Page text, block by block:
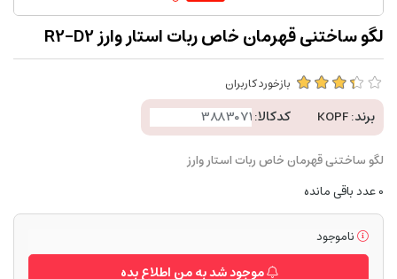
لگو ساختنی قهرمان خاص ربات استار وارز R2-D2
بازخورد کاربران
برند:KOPF کدکالا:
لگو ساختنی قهرمان خاص ربات استار وارز
0عدد باقی مانده
ناموجود
موجود شد به من اطلاع بده